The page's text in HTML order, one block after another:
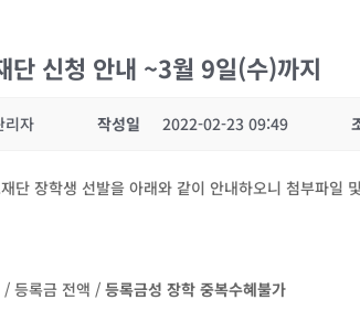
단 신청 안내 ~3월 9일(수)까지
리자 작성일 2022-02-23 09:49
단 장학생 선발을 아래와 같이 안내하오니 첨부파일
/ 등록금 전액 /등록금성 장학 중복수혜불가